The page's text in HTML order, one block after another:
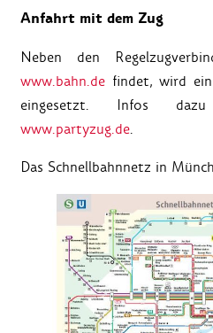
Anfahrt mit dem Zug
Neben den
www.bahn.de findet, wird
eingesetzt. Infos
www.partyzug.de.
Das Schnellbahnnetz in